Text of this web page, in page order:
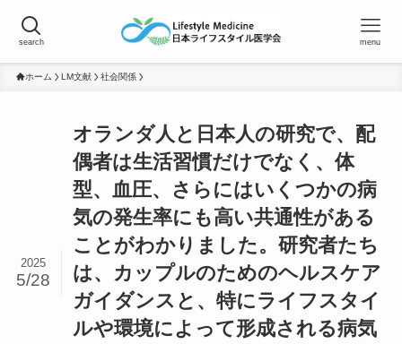
search menu
ホーム LM文献 社会関係
オランダ人と日本人の研究で、配
偶者は生活習慣だけでなく、体
型、血圧、さらにはいくつかの病
気の発生率にも高い共通性がある
ことがわかりました。研究者たち
は、カップルのためのヘルスケア
ガイダンスと、特にライフスタイ
ルや環境によって形成される病気
2025
5/28